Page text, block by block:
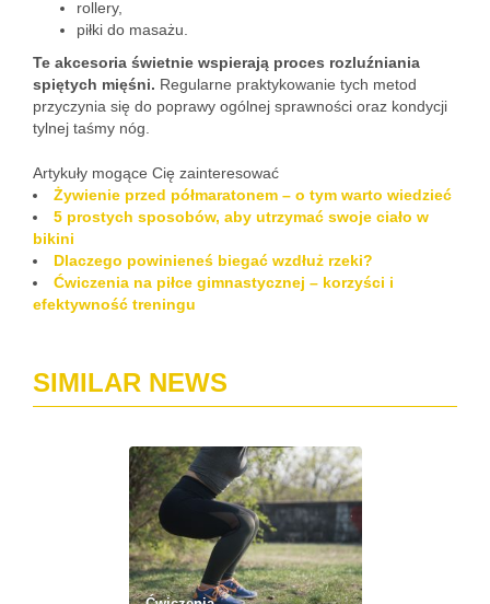
rollery,
piłki do masażu.
Te akcesoria świetnie wspierają proces rozluźniania
spiętych mięśni. Regularne praktykowanie tych metod
przyczynia się do poprawy ogólnej sprawności oraz kondycji
tylnej taśmy nóg.
Artykuły mogące Cię zainteresować
Żywienie przed półmaratonem – o tym warto wiedzieć
5 prostych sposobów, aby utrzymać swoje ciało w
bikini
Dlaczego powinieneś biegać wzdłuż rzeki?
Ćwiczenia na piłce gimnastycznej – korzyści i
efektywność treningu
SIMILAR NEWS